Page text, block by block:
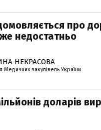
про
недостатньо
НЕКРАСОВА
Медичних закупівель України
доларів